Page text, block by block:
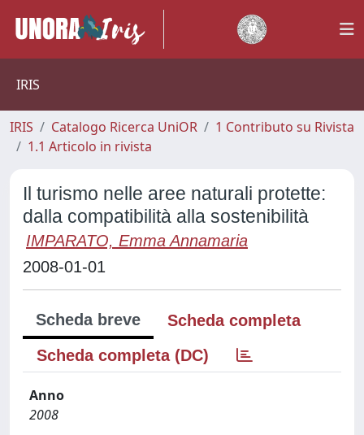
IRIS
IRIS Catalogo Ricerca UniOR
1 Contributo su Rivista
1.1 Articolo in rivista
Il turismo nelle aree naturali protette:
dalla compatibilità alla sostenibilità
IMPARATO, Emma Annamaria
2008-01-01
Scheda breve
Scheda completa
Scheda completa (DC)
Anno
2008